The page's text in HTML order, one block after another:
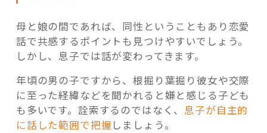
母と娘の間であれば、同性ということもあり恋愛
話で共感するポイントも見つけやすいでしょう。
しかし、息子では話が変わってきます。
年頃の男の子ですから、根掘り葉掘り彼女や交際
に至った経緯などを聞かれると嫌と感じる子ども
も多いです。詮索するのではなく、息子が自主的
に話した範囲で把握 しましょう。